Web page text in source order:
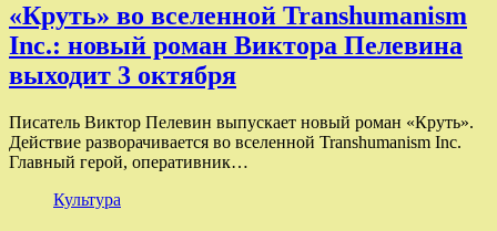
«Круть» во вселенной Transhumanism
Inc.: новый роман Виктора Пелевина
выходит 3 октября
Писатель Виктор Пелевин выпускает новый роман «Круть».
Действие разворачивается во вселенной Transhumanism Inc.
Главный герой, оперативник…
Культура